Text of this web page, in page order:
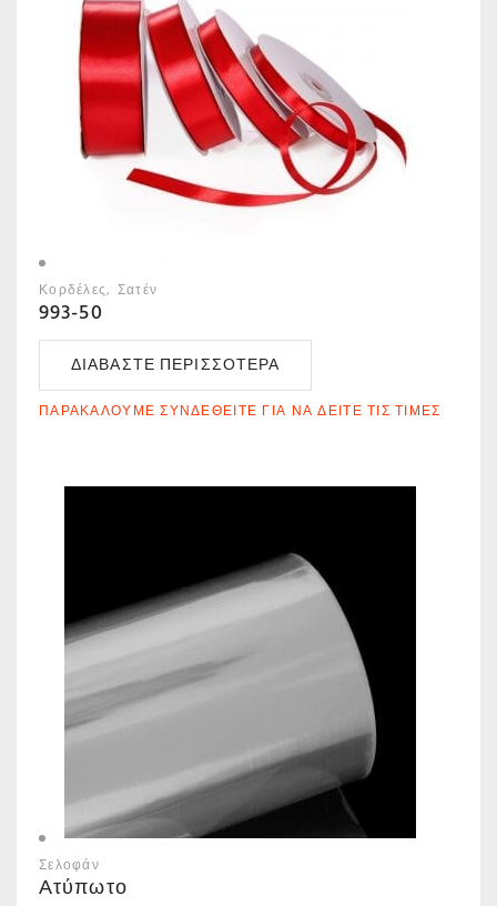
Κορδέλες Σατέν
993-50
ΔΙΑΒΆΣΤΕ ΠΕΡΙΣΣΌΤΕΡΑ
ΠΑΡΑΚΑΛΟΎΜΕ ΣΥΝΔΕΘΕΊΤΕ ΓΙΑ ΝΑ ΔΕΊΤΕ ΤΙΣ ΤΙΜΈΣ
Σελοφάν
Ατύπωτο